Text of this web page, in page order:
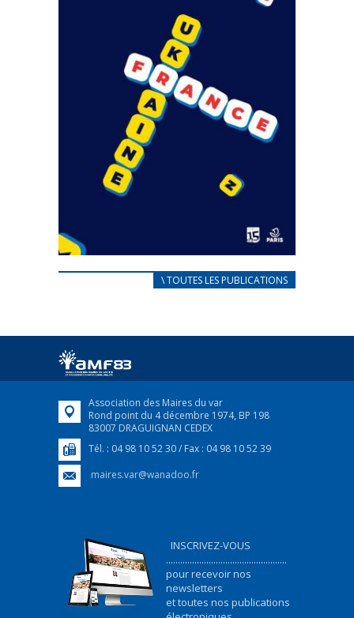
CARNET D’ACCUEIL
Afin d’accompagner au mieux les réfugiés
FEUILLETER
\ TOUTES LES PUBLICATIONS
Association des Maires du var
Rond point du 4 décembre 1974, BP 198
83007 DRAGUIGNAN CEDEX
Tél. : 04 98 10 52 30 / Fax : 04 98 10 52 39
maires.var@wanadoo.fr
INSCRIVEZ-VOUS
...................................................
pour recevoir nos
newsletters
et toutes nos publications